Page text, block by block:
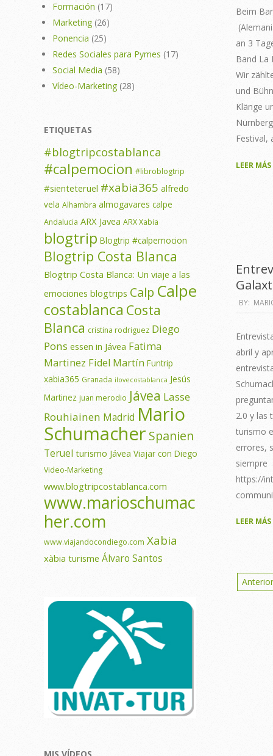
09
Beim
an 3
Band La
Wir
und
Klänge
Festival,
LEER MÁS
2011-
04-
03
BY:
abril y
2.0 y las
turismo
errores,
siempre
https://
LEER MÁS
Formación (17)
Marketing (26)
Ponencia (25)
Redes Sociales para Pymes (17)
Social Media (58)
Vídeo-Marketing (28)
ETIQUETAS
#blogtripcostablanca
#calpemocion #libroblogtrip
#sienteteruel #xabia365 alfredo
vela Alhambra almogavares calpe
Andalucia ARX Javea ARX Xabia
blogtrip Blogtrip #calpemocion
Blogtrip Costa Blanca
Blogtrip Costa Blanca: Un viaje a las
emociones blogtrips Calp Calpe
costablanca Costa
Blanca cristina rodriguez Diego
Pons essen in Jávea Fatima
Martinez Fidel Martín Funtrip
xabia365 Granada ilovecostablanca Jesús
Martinez juan merodio Jávea Lasse
Rouhiainen Madrid Mario
Schumacher Spanien
Teruel turismo Jávea Viajar con Diego
Video-Marketing
www.blogtripcostablanca.com
www.marioschumac
her.com
www.viajandocondiego.com Xabia
xàbia turisme Álvaro Santos